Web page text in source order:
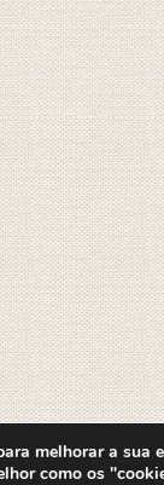
melhorar a sua
como os